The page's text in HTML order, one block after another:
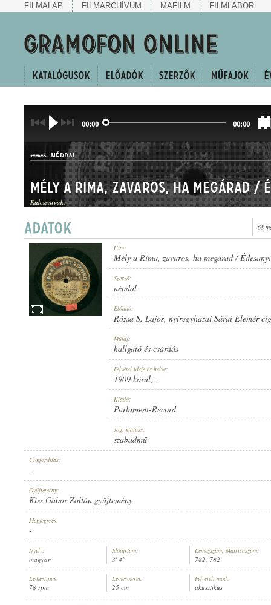
FILMALAP FILMARCHÍVUM MAFILM FILMLABOR
00:00 00:00
SZERZŐ: NÉPDAL
MŰFAJ: HALLGATÓ ÉS CSÁRDÁS
1909 KÖRÜL
PARLAMENT-RECORD
LEMEZSZÁM:
Kulcsszavak: -
68
Cím:
Mély a Rima, zavaros, ha megárad /
Szerző:
népdal
Előadó:
Rózsa S. Lajos, nyíregyházai Sárai Elemér
Műfaj:
hallgató és csárdás
Felvétel ideje és helye:
1909 körül, -
Kiadó:
Parlament-Record
Jogi státusz:
szabadmű
Címfordítás:
-
Gyűjtemény:
Kiss Gábor Zoltán gyűjtemény
Megjegyzés:
-
Nyelv:
magyar
Időtartam:
3' 4"
Lemezszám, Matricaszám:
782, 782
Lemeztípus:
78 rpm
Lemezméret:
25 cm
Felvételi mód:
akusztikus